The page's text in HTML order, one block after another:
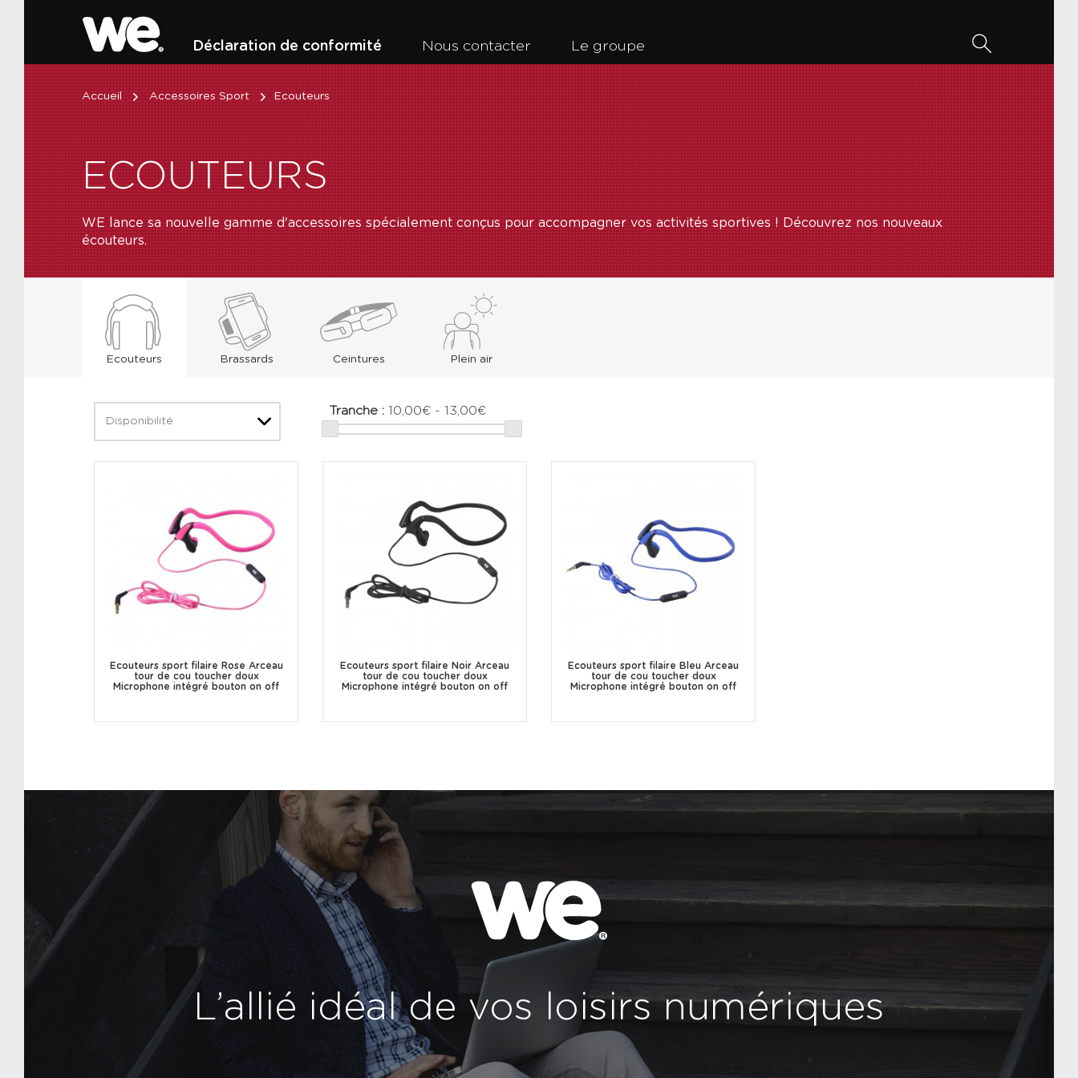
Déclaration de conformité Nous contacter Le groupe
Accueil Accessoires Sport Ecouteurs
ECOUTEURS
WE lance sa nouvelle gamme d'accessoires spécialement conçus pour accompagner vos activités sportives ! Découvrez nos nouveaux
écouteurs.
Ecouteurs Brassards Ceintures Plein air
Disponibilité
Tranche : 10,00€ - 13,00€
Ecouteurs sport filaire Rose Arceau
tour de cou toucher doux
Microphone intégré bouton on off
Ecouteurs sport filaire Noir Arceau
tour de cou toucher doux
Microphone intégré bouton on off
Ecouteurs sport filaire Bleu Arceau
tour de cou toucher doux
Microphone intégré bouton on off
L’allié idéal de vos loisirs numériques